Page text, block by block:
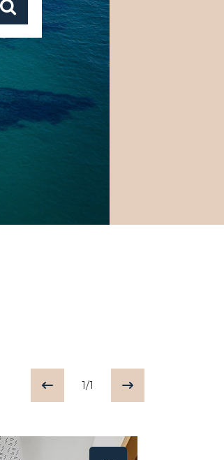
1/1